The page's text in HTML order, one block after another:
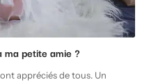
petite amie ?
appréciés de tous. Un